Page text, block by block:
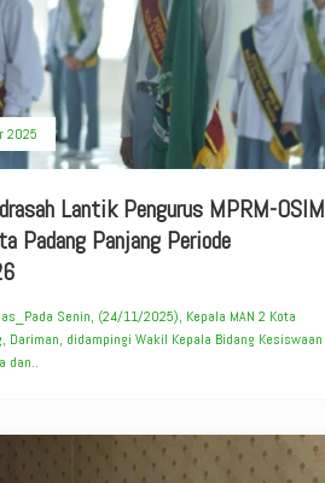
2025
Lantik Pengurus MPRM-OSIM
Padang Panjang Periode
Senin, (24/11/2025), Kepala MAN 2 Kota
Dariman, didampingi Wakil Kepala Bidang Kesiswaan
dan..